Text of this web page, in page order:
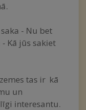
- Nu bet
Kā jūs sakiet
tas ir kā
un
interesantu.